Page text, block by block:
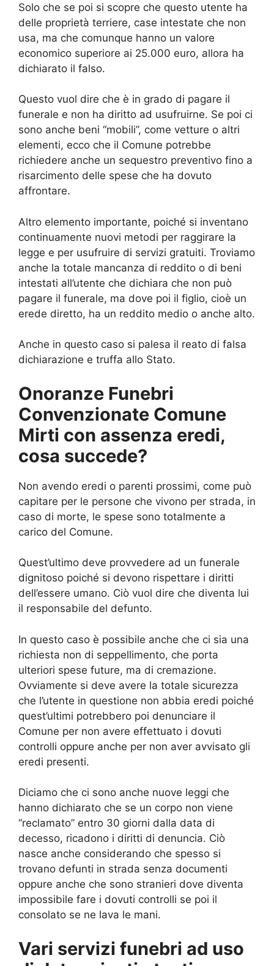
Solo che se poi si scopre che questo utente ha
delle proprietà terriere, case intestate che non
usa, ma che comunque hanno un valore
economico superiore ai 25.000 euro, allora ha
dichiarato il falso.
Questo vuol dire che è in grado di pagare il
funerale e non ha diritto ad usufruirne. Se poi ci
sono anche beni “mobili”, come vetture o altri
elementi, ecco che il Comune potrebbe
richiedere anche un sequestro preventivo fino a
risarcimento delle spese che ha dovuto
affrontare.
Altro elemento importante, poiché si inventano
continuamente nuovi metodi per raggirare la
legge e per usufruire di servizi gratuiti. Troviamo
anche la totale mancanza di reddito o di beni
intestati all’utente che dichiara che non può
pagare il funerale, ma dove poi il figlio, cioè un
erede diretto, ha un reddito medio o anche alto.
Anche in questo caso si palesa il reato di falsa
dichiarazione e truffa allo Stato.
Onoranze Funebri
Convenzionate Comune
Mirti con assenza eredi,
cosa succede?
Non avendo eredi o parenti prossimi, come può
capitare per le persone che vivono per strada, in
caso di morte, le spese sono totalmente a
carico del Comune.
Quest’ultimo deve provvedere ad un funerale
dignitoso poiché si devono rispettare i diritti
dell’essere umano. Ciò vuol dire che diventa lui
il responsabile del defunto.
In questo caso è possibile anche che ci sia una
richiesta non di seppellimento, che porta
ulteriori spese future, ma di cremazione.
Ovviamente si deve avere la totale sicurezza
che l’utente in questione non abbia eredi poiché
quest’ultimi potrebbero poi denunciare il
Comune per non avere effettuato i dovuti
controlli oppure anche per non aver avvisato gli
eredi presenti.
Diciamo che ci sono anche nuove leggi che
hanno dichiarato che se un corpo non viene
“reclamato” entro 30 giorni dalla data di
decesso, ricadono i diritti di denuncia. Ciò
nasce anche considerando che spesso si
trovano defunti in strada senza documenti
oppure anche che sono stranieri dove diventa
impossibile fare i dovuti controlli se poi il
consolato se ne lava le mani.
Vari servizi funebri ad uso